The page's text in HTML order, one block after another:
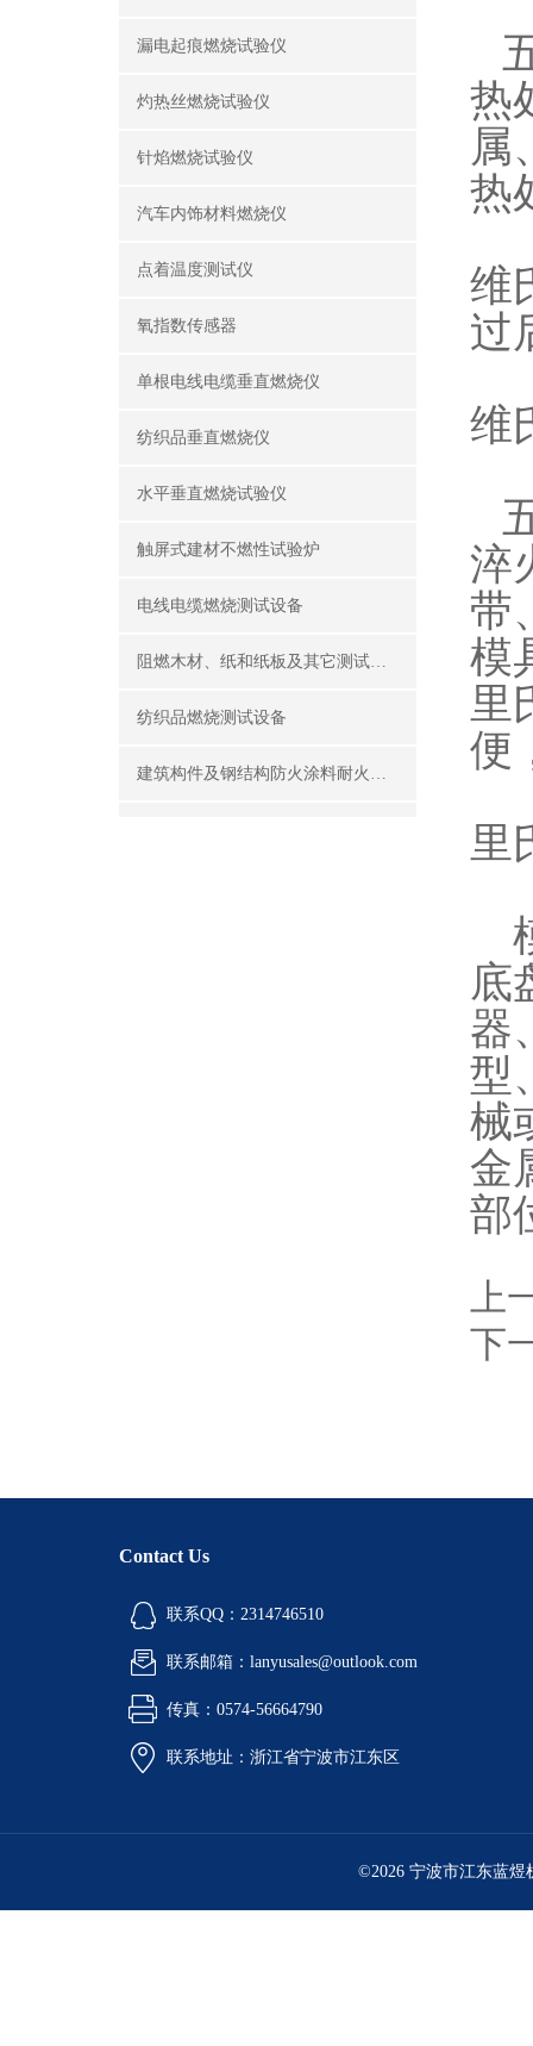
漏电起痕燃烧试验仪
灼热丝燃烧试验仪
针焰燃烧试验仪
汽车内饰材料燃烧仪
点着温度测试仪
氧指数传感器
单根电线电缆垂直燃烧仪
纺织品垂直燃烧仪
水平垂直燃烧试验仪
触屏式建材不燃性试验炉
电线电缆燃烧测试设备
阻燃木材、纸和纸板及其它测试设备
纺织品燃烧测试设备
建筑构件及钢结构防火涂料耐火性能试验设备
电热鼓风干燥箱
试验培养箱
砂石制样检测设备
砂石铸型透气性检测仪
水浴、油浴恒温槽
电子天平系列
热
属
热
维
过
维
淬
带
模
里
便
里
底
器
型
械
金
部
上
下
Contact Us
联系QQ：2314746510
联系邮箱：lanyusales@outlook.com
传真：0574-56664790
联系地址：浙江省宁波市江东区
©2026 宁波市江东蓝